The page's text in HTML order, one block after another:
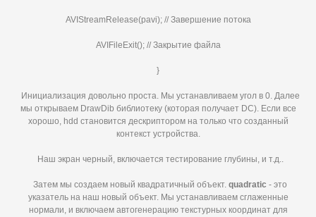
AVIStreamRelease(pavi); // Завершение потока
AVIFileExit(); // Закрытие файла
}
Инициализация довольно проста. Мы устанавливаем угол в 0. Далее
мы открываем DrawDib библиотеку (которая получает DC). Если все
хорошо, hdd становится дескриптором на только что созданный
контекст устройства.
Наш экран черный, включается тестирование глубины, и т.д..
Затем мы создаем новый квадратичный объект. quadratic - это
указатель на наш новый объект. Мы устанавливаем сглаженные
нормали, и включаем автогенерацию текстурных координат для